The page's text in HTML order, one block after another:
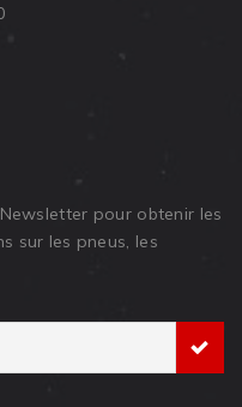
pour obtenir les
sur les pneus, les